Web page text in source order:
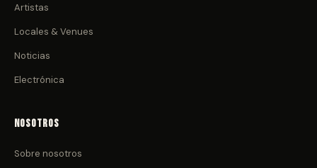
Artistas
Locales & Venues
Noticias
Electrónica
Nosotros
Sobre nosotros